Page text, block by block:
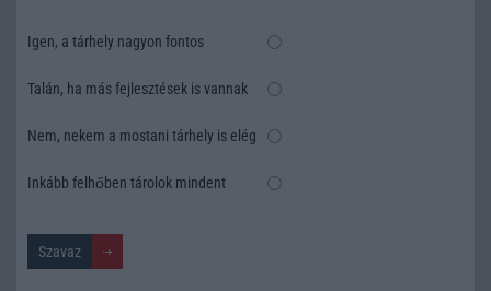
Igen, a tárhely nagyon fontos
Talán, ha más fejlesztések is vannak
Nem, nekem a mostani tárhely is elég
Inkább felhőben tárolok mindent